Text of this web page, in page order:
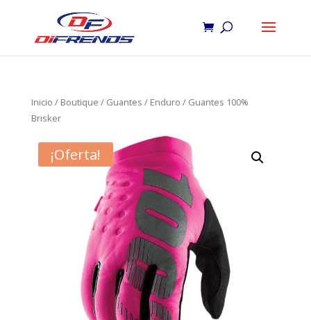
Inicio / Boutique / Guantes / Enduro / Guantes 100%
Brisker
¡Oferta!